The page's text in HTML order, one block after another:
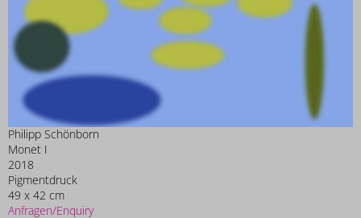
Philipp Schönborn
Monet I
2018
Pigmentdruck
49 x 42 cm
Anfragen/Enquiry